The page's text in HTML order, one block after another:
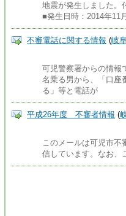
地震が発生しました。
■発生日時：2014年11
不審電話に関する情報 (岐
可児警察署からの情報
名乗る男から、「口座
る」等と電話が
平成26年度 不審者情報 (
このメールは可児市不
信しています。なお、